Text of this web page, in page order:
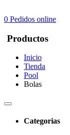
0 Pedidos online
Productos
Inicio
Tienda
Pool
Bolas
Categorias